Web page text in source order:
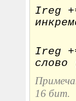
Ireg
Ireg
слово
16 бит.